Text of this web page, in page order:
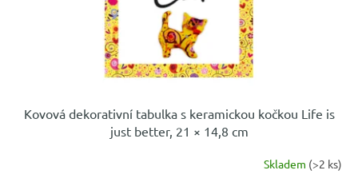
Kovová dekorativní tabulka s keramickou kočkou Life is
just better, 21 × 14,8 cm
Skladem (>2 ks)